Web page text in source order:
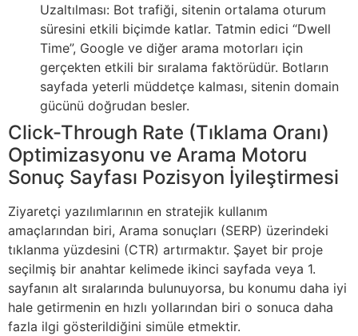
Uzaltılması: Bot trafiği, sitenin ortalama oturum
süresini etkili biçimde katlar. Tatmin edici “Dwell
Time”, Google ve diğer arama motorları için
gerçekten etkili bir sıralama faktörüdür. Botların
sayfada yeterli müddetçe kalması, sitenin domain
gücünü doğrudan besler.
Click-Through Rate (Tıklama Oranı)
Optimizasyonu ve Arama Motoru
Sonuç Sayfası Pozisyon İyileştirmesi
Ziyaretçi yazılımlarının en stratejik kullanım
amaçlarından biri, Arama sonuçları (SERP) üzerindeki
tıklanma yüzdesini (CTR) artırmaktır. Şayet bir proje
seçilmiş bir anahtar kelimede ikinci sayfada veya 1.
sayfanın alt sıralarında bulunuyorsa, bu konumu daha iyi
hale getirmenin en hızlı yollarından biri o sonuca daha
fazla ilgi gösterildiğini simüle etmektir.